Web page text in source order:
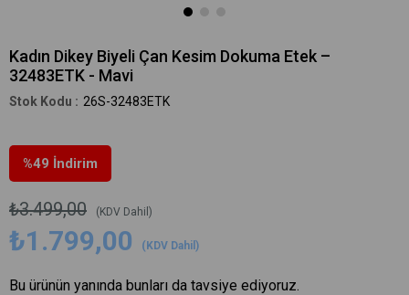
Kadın Dikey Biyeli Çan Kesim Dokuma Etek –
32483ETK - Mavi
26S-32483ETK
%49 İndirim
₺3.499,00 (KDV Dahil)
₺1.799,00 (KDV Dahil)
Bu ürünün yanında bunları da tavsiye ediyoruz.